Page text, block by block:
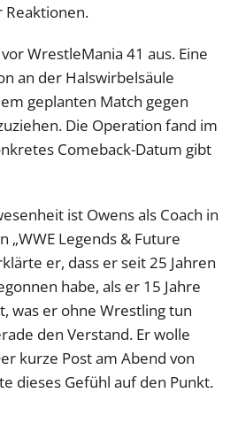
WrestleMania 41 aus. Eine
an der Halswirbelsäule
geplanten Match gegen
Die Operation fand im
Comeback-Datum gibt
ist Owens als Coach in
„WWE Legends & Future
er, dass er seit 25 Jahren
habe, als er 15 Jahre
was er ohne Wrestling tun
den Verstand. Er wolle
kurze Post am Abend von
dieses Gefühl auf den Punkt.